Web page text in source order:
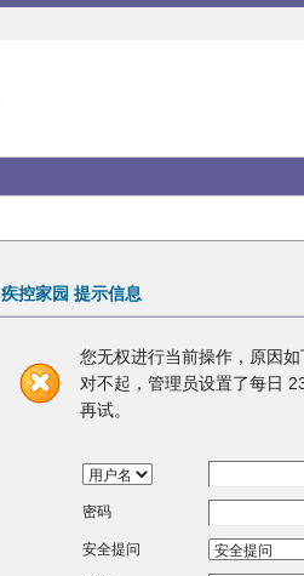
疾控家园 提示信息
您无权进行当前操作，原因如
对不起，管理员设置了每日
再试。
密码
安全提问